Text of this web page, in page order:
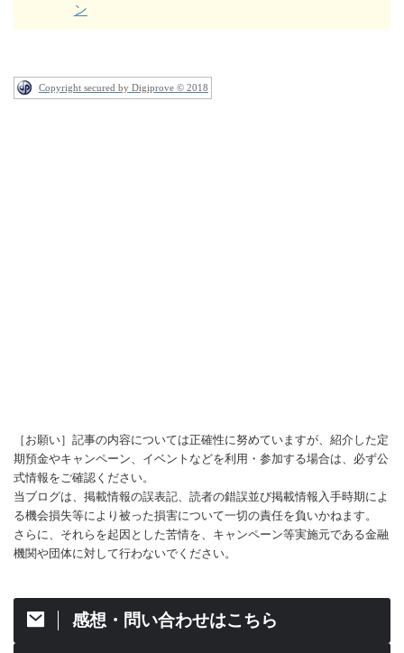
ン
Copyright secured by Digiprove © 2018
［お願い］記事の内容については正確性に努めていますが、紹介した定
期預金やキャンペーン、イベントなどを利用・参加する場合は、必ず公
式情報をご確認ください。
当ブログは、掲載情報の誤表記、読者の錯誤並び掲載情報入手時期によ
る機会損失等により被った損害について一切の責任を負いかねます。
さらに、それらを起因とした苦情を、キャンペーン等実施元である金融
機関や団体に対して行わないでください。
感想・問い合わせはこちら